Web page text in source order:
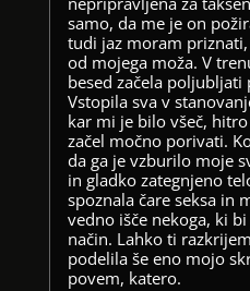
samo, da me je on
tudi jaz moram
od mojega moža. V
besed začela
Vstopila sva v
kar mi je bilo všeč,
začel močno porivati.
da ga je vzburilo moje
in gladko zategnjeno
spoznala čare seksa in
vedno išče nekoga, ki
način. Lahko ti
podelila še eno mojo
povem, katero.